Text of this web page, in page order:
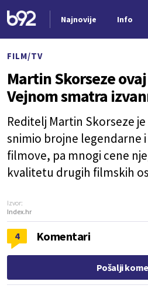
Najnovije Info
FILM/TV
Martin Skorseze
Vejnom smatra
Reditelj Martin Skorseze
snimio brojne legendarne
filmove, pa mnogi cene
kvalitetu drugih filmskih
Izvor:
Index.hr
4 Komentari
Pošalji